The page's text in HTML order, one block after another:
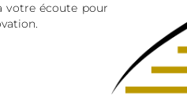
votre écoute pour